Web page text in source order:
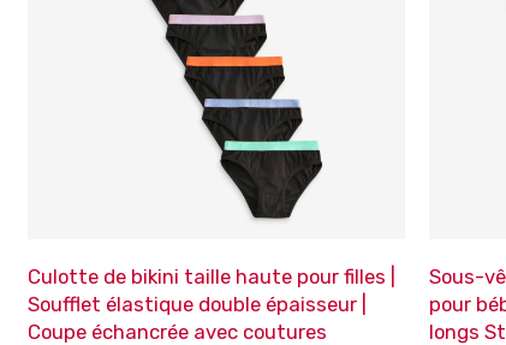
Culotte de bikini taille haute pour filles |
Soufflet élastique double épaisseur |
Coupe échancrée avec coutures
Sous-
pour
longs